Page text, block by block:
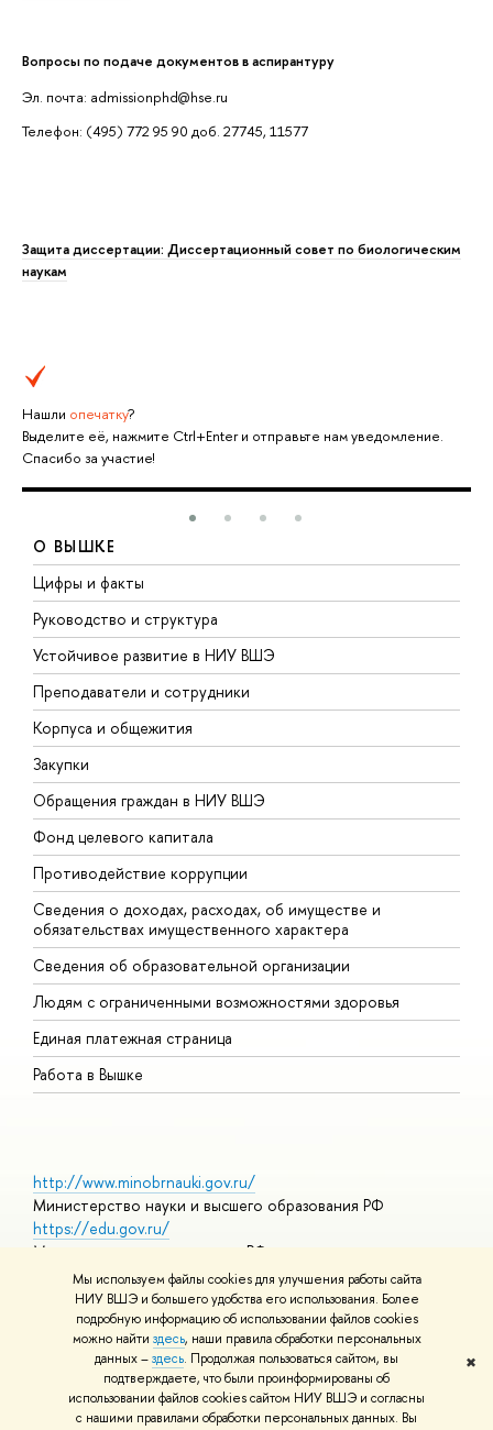
Мы используем файлы cookies для улучшения работы сайта
НИУ ВШЭ и большего удобства его использования. Более
подробную информацию об использовании файлов cookies
можно найти здесь, наши правила обработки персональных
данных –здесь. Продолжая пользоваться сайтом, вы
подтверждаете, что были проинформированы об
использовании файлов cookies сайтом НИУ ВШЭ и согласны
с нашими правилами обработки персональных данных. Вы
✖
Вопросы по подаче документов в аспирантуру
Эл. почта: admissionphd@hse.ru
Телефон: (495) 772 95 90 доб. 27745, 11577
Защита диссертации: Диссертационный совет по биологическим
наукам
Нашли опечатку?
Выделите её, нажмите Ctrl+Enter и отправьте нам уведомление.
Спасибо за участие!
О ВЫШКЕ
Цифры и факты
Руководство и структура
Устойчивое развитие в НИУ ВШЭ
Преподаватели и сотрудники
Корпуса и общежития
Закупки
Обращения граждан в НИУ ВШЭ
Фонд целевого капитала
Противодействие коррупции
Сведения о доходах, расходах, об имуществе и
обязательствах имущественного характера
Сведения об образовательной организации
Людям с ограниченными возможностями здоровья
Единая платежная страница
Работа в Вышке
http://www.minobrnauki.gov.ru/
Министерство науки и высшего образования РФ
https://edu.gov.ru/
Министерство просвещения РФ
https://elearning.hse.ru/mooc
Массовые открытые онлайн-курсы
© НИУ ВШЭ 1993–2026 Адреса и контактыУсловия
использования материалов Политика конфиденциальности